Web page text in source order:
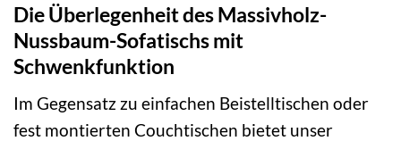
Die Überlegenheit des Massivholz-
Nussbaum-Sofatischs mit
Schwenkfunktion
Im Gegensatz zu einfachen Beistelltischen oder
fest montierten Couchtischen bietet unser